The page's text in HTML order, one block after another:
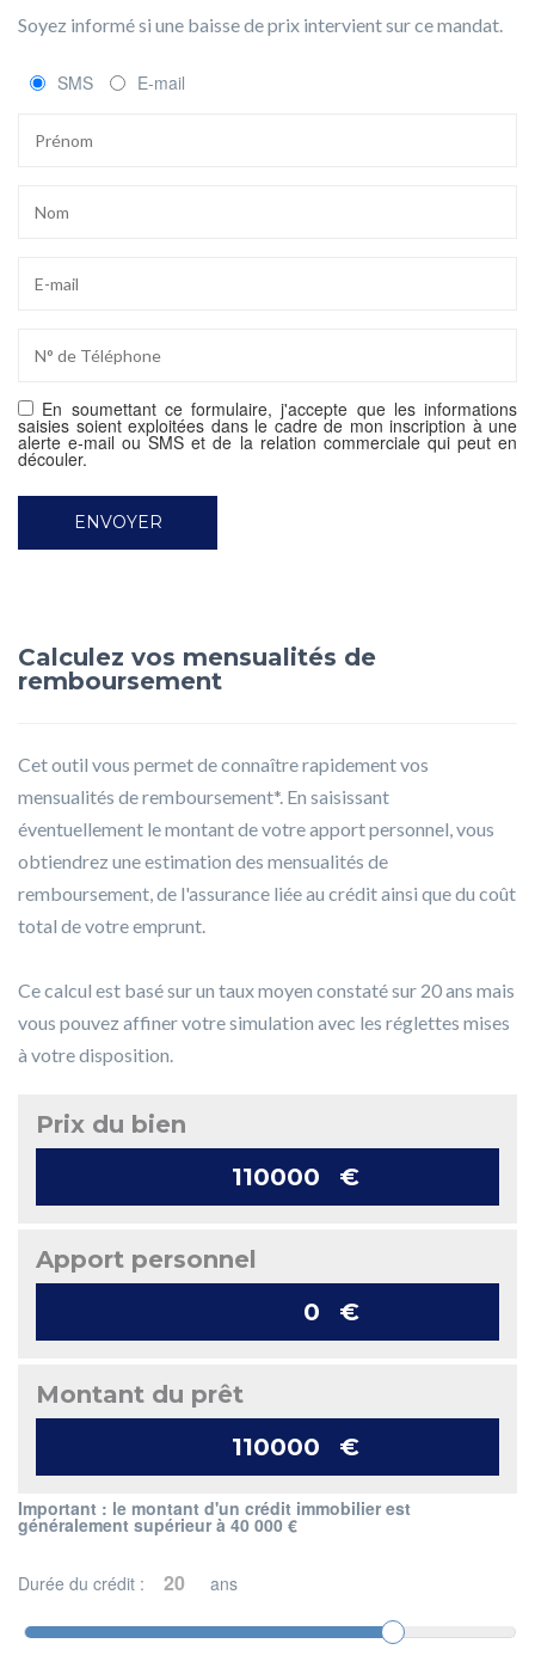
Soyez informé si une baisse de prix intervient sur ce mandat.
SMS E-mail
En soumettant ce formulaire, j'accepte que les informations
saisies soient exploitées dans le cadre de mon inscription à une
alerte e-mail ou SMS et de la relation commerciale qui peut en
découler.
Calculez vos mensualités de
remboursement
Cet outil vous permet de connaître rapidement vos
mensualités de remboursement*. En saisissant
éventuellement le montant de votre apport personnel, vous
obtiendrez une estimation des mensualités de
remboursement, de l'assurance liée au crédit ainsi que du coût
total de votre emprunt.
Ce calcul est basé sur un taux moyen constaté sur 20 ans mais
vous pouvez affiner votre simulation avec les réglettes mises
à votre disposition.
Prix du bien
€
Apport personnel
€
Montant du prêt
€
Important : le montant d'un crédit immobilier est
généralement supérieur à 40 000 €
Durée du crédit : ans